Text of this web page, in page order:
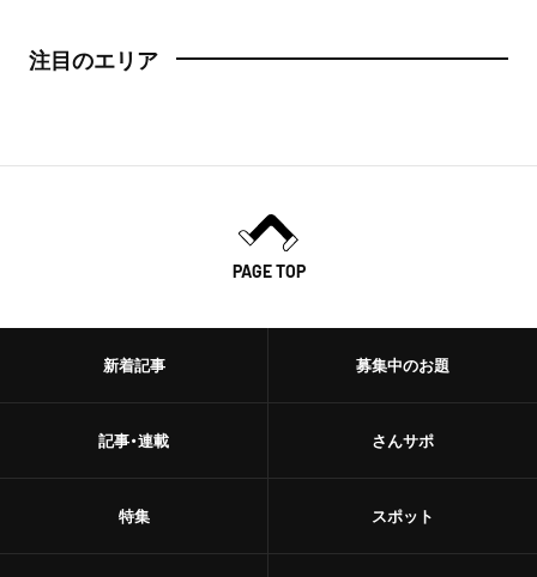
注目のエリア
PAGE TOP
新着記事
記事・連載
特集
募集中のお題
さんサポ
スポット